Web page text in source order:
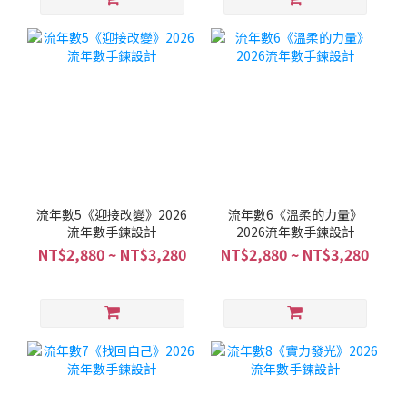
流年數5《迎接改變》2026
流年數手鍊設計
NT$2,880 ~ NT$3,280
流年數6《溫柔的力量》
2026流年數手鍊設計
NT$2,880 ~ NT$3,280